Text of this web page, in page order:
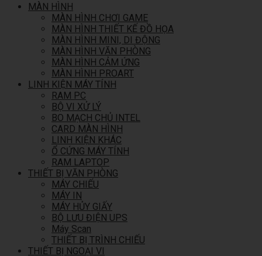
MÀN HÌNH
MÀN HÌNH CHƠI GAME
MÀN HÌNH THIẾT KẾ ĐỒ HỌA
MÀN HÌNH MINI, DI ĐỘNG
MÀN HÌNH VĂN PHÒNG
MÀN HÌNH CẢM ỨNG
MÀN HÌNH PROART
LINH KIỆN MÁY TÍNH
RAM PC
BỘ VI XỬ LÝ
BO MẠCH CHỦ INTEL
CARD MÀN HÌNH
LINH KIỆN KHÁC
Ổ CỨNG MÁY TÍNH
RAM LAPTOP
THIẾT BỊ VĂN PHÒNG
MÁY CHIẾU
MÁY IN
MÁY HỦY GIẤY
BỘ LƯU ĐIỆN UPS
Máy Scan
THIẾT BỊ TRÌNH CHIẾU
THIẾT BỊ NGOẠI VI